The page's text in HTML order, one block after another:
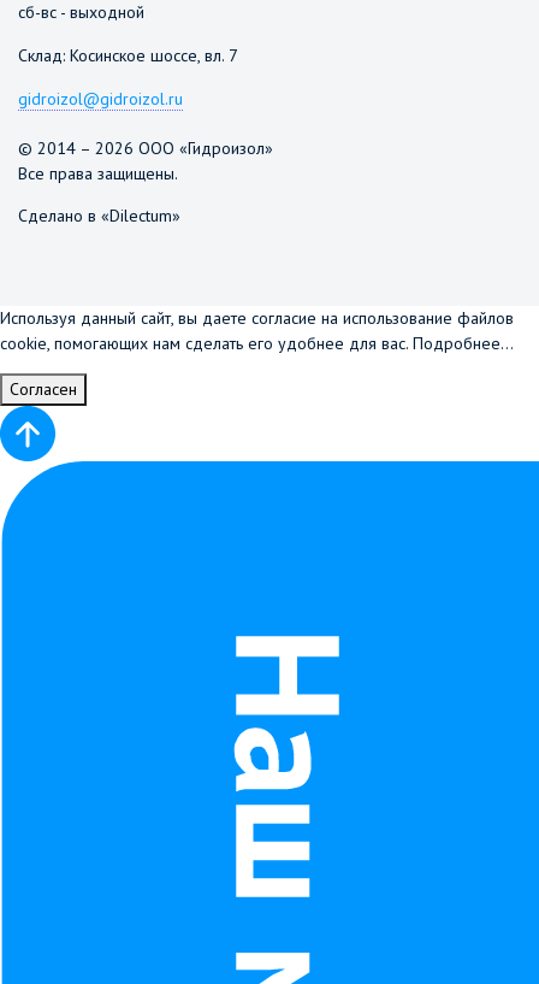
сб-вс - выходной
Склад: Косинское шоссе, вл. 7
gidroizol@gidroizol.ru
© 2014 – 2026 ООО «Гидроизол»
Все права защищены.
Сделано в «Dilectum»
Используя данный сайт, вы даете согласие на использование файлов
cookie, помогающих нам сделать его удобнее для вас. Подробнее...
Согласен